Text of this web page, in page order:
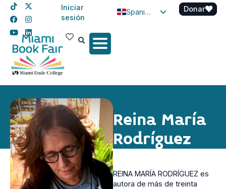
Iniciar
sesión
Spanish
Donar
Reina María
Rodríguez
REINA MARÍA RODRÍGUEZ es
autora de más de treinta